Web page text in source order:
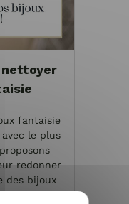
fantaisie
le plus
redonner
des bijoux